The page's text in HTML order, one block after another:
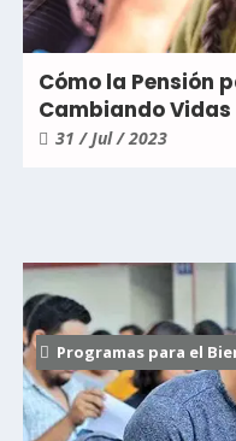
Cómo la Pensión
Cambiando Vidas
31 / Jul / 2023
Programas para el